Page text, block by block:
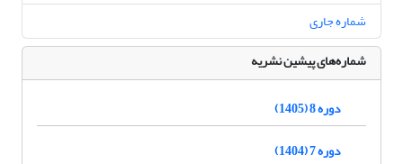
شماره جاری
شماره‌های پیشین نشریه
دوره 8 (1405)
دوره 7 (1404)